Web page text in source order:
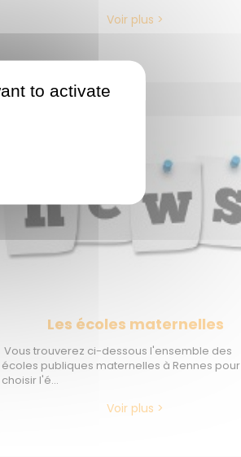
Voir plus >
Les écoles maternelles
Vous trouverez ci-dessous l'ensemble des
écoles publiques maternelles à Rennes pour
choisir l'é...
Voir plus >
to activate